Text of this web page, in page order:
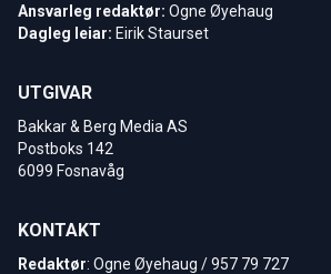
Ansvarleg redaktør: Ogne Øyehaug
Dagleg leiar: Eirik Staurset
UTGIVAR
Bakkar & Berg Media AS
Postboks 142
6099 Fosnavåg
KONTAKT
Redaktør: Ogne Øyehaug / 957 79 727